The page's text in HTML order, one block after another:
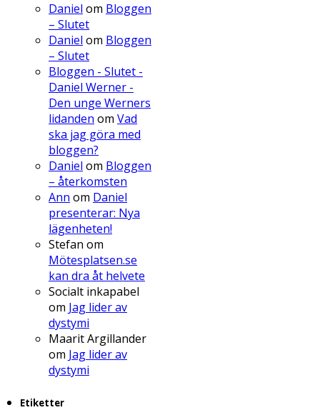
Daniel om Bloggen
– Slutet
Daniel om Bloggen
– Slutet
Bloggen - Slutet -
Daniel Werner -
Den unge Werners
lidanden om Vad
ska jag göra med
bloggen?
Daniel om Bloggen
– återkomsten
Ann om Daniel
presenterar: Nya
lägenheten!
Stefan om
Mötesplatsen.se
kan dra åt helvete
Socialt inkapabel
om Jag lider av
dystymi
Maarit Argillander
om Jag lider av
dystymi
Etiketter